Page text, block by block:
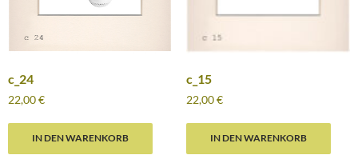
c_24
22,00€
IN DEN WARENKORB
c_15
22,00€
IN DEN WARENKORB